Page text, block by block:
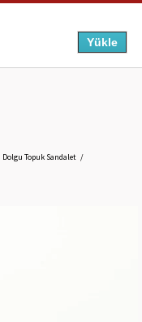
Dolgu Topuk Sandalet
Yükle